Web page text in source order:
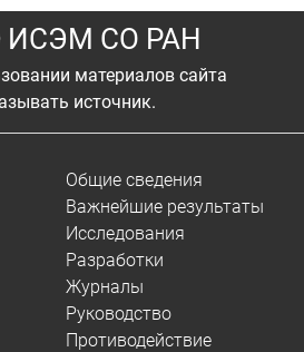
ИСЭМ СО РАН
материалов сайта
источник.
Общие сведения
Важнейшие результаты
Исследования
Разработки
Журналы
Руководство
Противодействие